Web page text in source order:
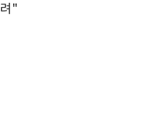
"